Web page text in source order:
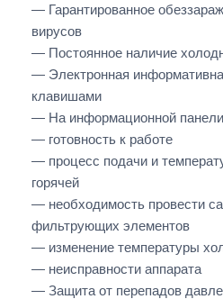
— Гарантированное
вирусов
— Постоянное наличие
— Электронная
клавишами
— На информационной панели
— готовность к работе
— процесс подачи и
горячей
— необходимость провести
фильтрующих элементов
— изменение температуры
— неисправности аппарата
— Защита от перепадов